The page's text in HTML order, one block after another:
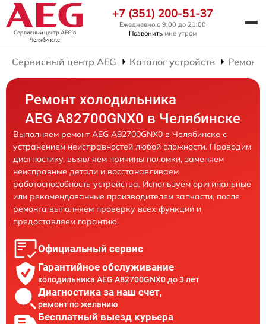
Сервисный центр AEG в
Челябинске
+7 (351) 200-51-37
Ежедневно с 9:00 до 21:00
Позвонить мне утром
Сервисный центр AEG Каталог устройств Ремонт
Ремонт холодильника
AEG A82700GNX0 в Челябинске
Выполняем ремонт AEG A82700GNX0 в Челябинске с
устранением неисправностей любой сложности. Проводим
диагностику, выявляем причины поломки, заменяем
неисправные детали и восстанавливаем
работоспособность устройства. Используем оригинальные
или рекомендованные производителем запчасти, после
ремонта выполняем проверку всех функций и
предоставляем гарантию.
Официальный сервис
Гарантийное обслуживание
холодильника AEG A82700GNX0 до 3 лет
Диагностика за наш счет,
ремонт по желанию
Бесплатный выезд курьера